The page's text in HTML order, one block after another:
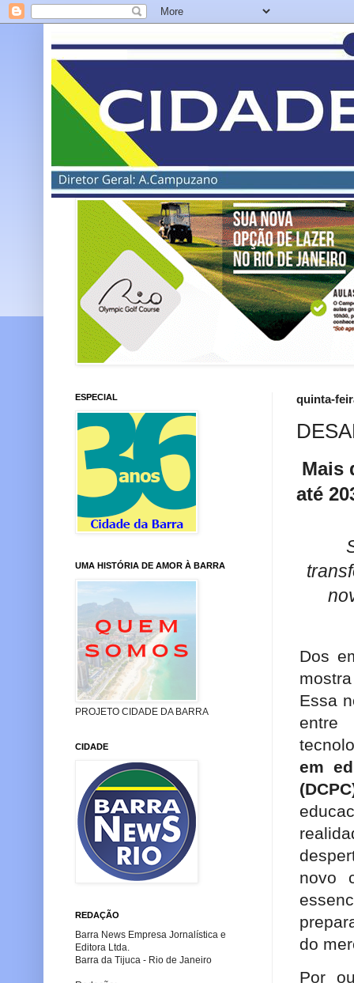
quinta-
Mais
até
Dos
Essa
em
novo
do
Por
ESPECIAL
UMA HISTÓRIA DE AMOR À BARRA
PROJETO CIDADE DA BARRA
CIDADE
REDAÇÃO
Barra News Empresa Jornalística e
Editora Ltda.
Barra da Tijuca - Rio de Janeiro